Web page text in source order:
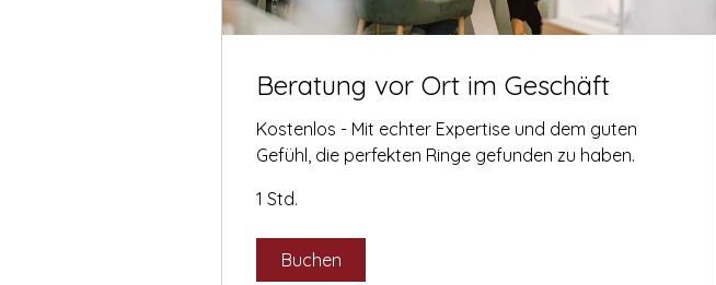
Beratung vor Ort im Geschäft
Kostenlos - Mit echter Expertise und dem guten
Gefühl, die perfekten Ringe gefunden zu haben.
1 Std.
Buchen